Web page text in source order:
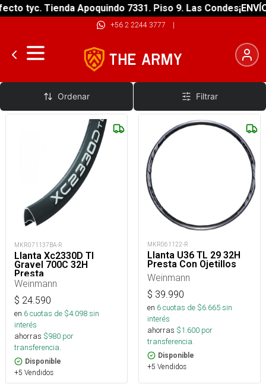
tyc. Tienda Apoquindo 7331. Piso 9. Las Condes
+56 2 2244 3777 |
Llantas Aro 29"
Ordenar Filtrar
MKR071137BA-R
Llanta Xc2330D Tl
Gravel 700C 32H
Presta
Weinmann
$ 24.590
en 6cuotas de $4.098sin
interés
ahorras $980 por
transferencia.
Disponible
+5 Vendidos
MKR061122-R
Llanta U36 TL 29 32H
Presta Con Ojetillos
Weinmann
$ 39.990
en 6cuotas de $6.665sin
interés
ahorras $1.600 por
transferencia.
Disponible
+5 Vendidos